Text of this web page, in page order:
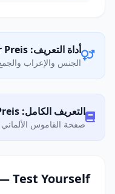
أداة التعريف: der Preis
الجنس والإعراب
التعريف الكامل: Was bedeutet „Preis"?
صفحة القاموس
Test Yourself